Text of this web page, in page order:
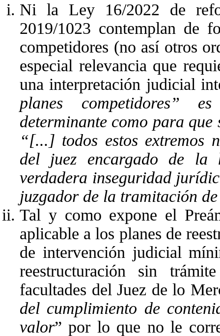
Ni la Ley 16/2022 de
2019/1023 contemplan de
competidores (no así otros
especial relevancia que
una interpretación judicial
planes competidores”
determinante como para
“[...] todos estos extremos
del juez encargado de la
verdadera inseguridad
juzgador de la tramitación
Tal y como expone el
aplicable a los planes de
de intervención judicial
reestructuración sin
facultades del Juez de lo
del cumplimiento de
valor” por lo que no le